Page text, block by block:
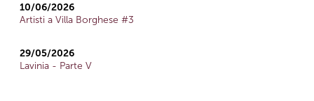
10/06/2026
Artisti a Villa Borghese #3
29/05/2026
Lavinia - Parte V